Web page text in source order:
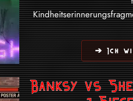
Ich
Banksy vs